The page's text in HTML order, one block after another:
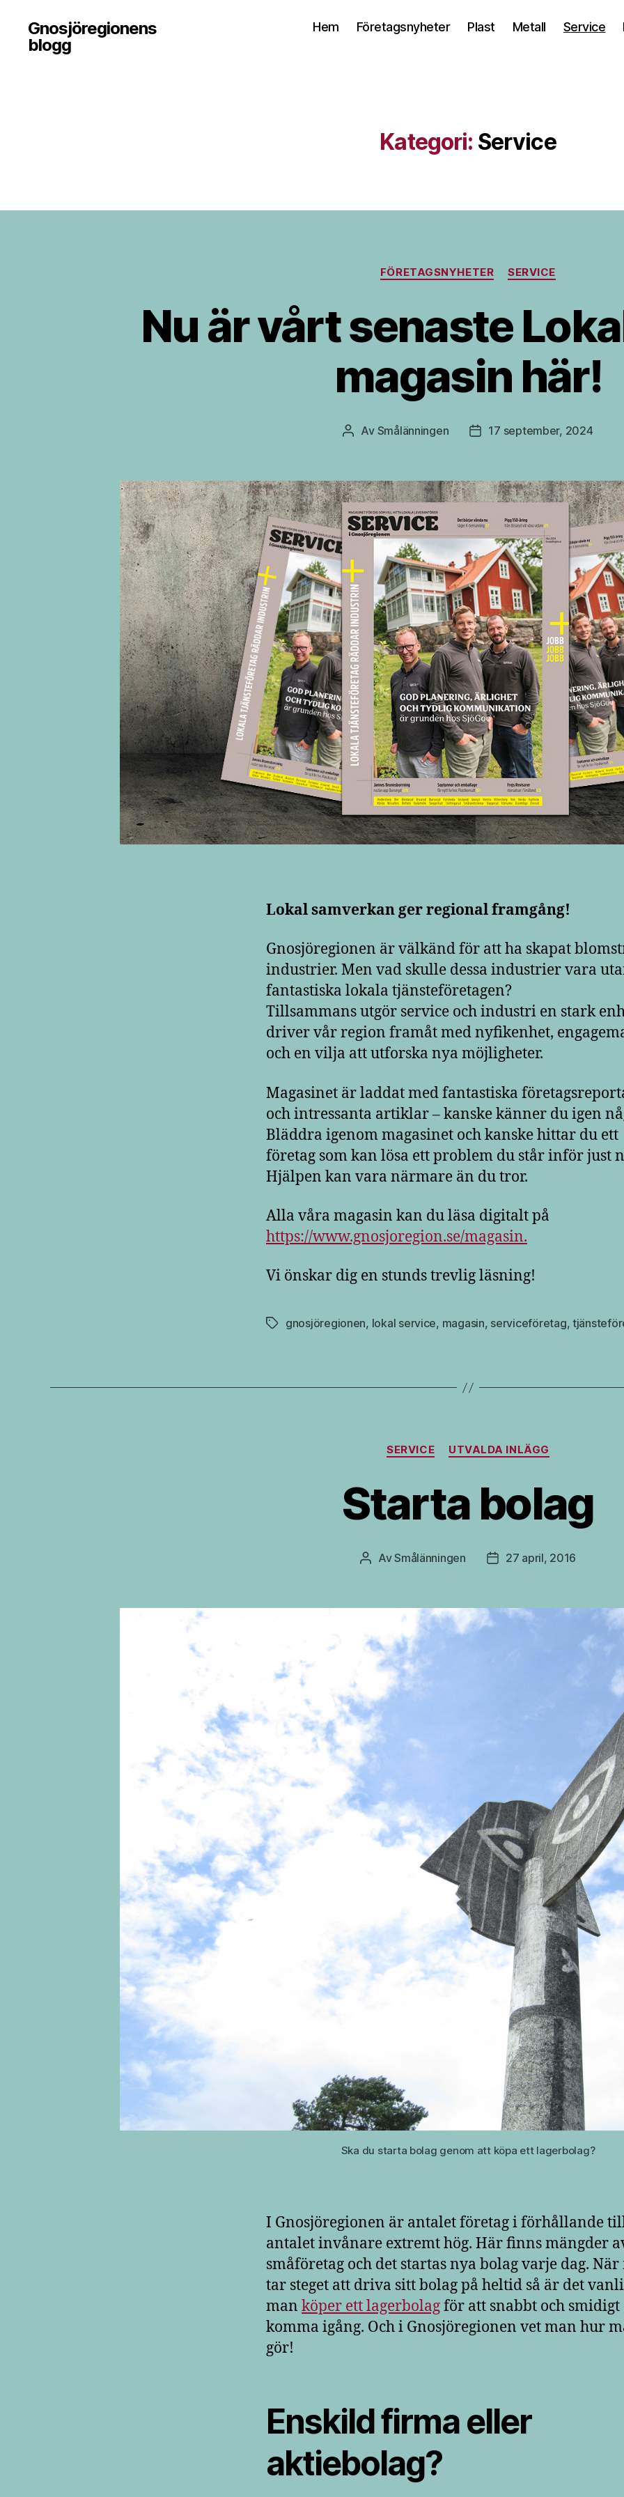
Gnosjöregionens
blogg
Hem Företagsnyheter Plast Metall Service
Kategori: Service
Kategorier
FÖRETAGSNYHETER SERVICE
Nu är vårt senaste
magasin här!
Inläggsförfattare
Av Smålänningen Inläggsdatum
17 september, 2024
Lokal samverkan ger regional framgång!
Gnosjöregionen är välkänd för att ha skapat
industrier. Men vad skulle dessa industrier vara
fantastiska lokala tjänsteföretagen?
Tillsammans utgör service och industri en stark
driver vår region framåt med nyfikenhet,
och en vilja att utforska nya möjligheter.
Magasinet är laddat med fantastiska
och intressanta artiklar – kanske känner du igen
Bläddra igenom magasinet och kanske hittar du ett
företag som kan lösa ett problem du står inför just
Hjälpen kan vara närmare än du tror.
Alla våra magasin kan du läsa digitalt på
https://www.gnosjoregion.se/magasin.
Vi önskar dig en stunds trevlig läsning!
Etiketter
gnosjöregionen, lokal service, magasin, serviceföretag,
Kategorier
SERVICE UTVALDA INLÄGG
Starta bolag
Inläggsförfattare
AvSmålänningen Inläggsdatum
27 april, 2016
Ska du starta bolag genom att köpa ett lagerbolag?
I Gnosjöregionen är antalet företag i förhållande
antalet invånare extremt hög. Här finns mängder
småföretag och det startas nya bolag varje dag. När
tar steget att driva sitt bolag på heltid så är det
man köper ett lagerbolagför att snabbt och smidigt
komma igång. Och i Gnosjöregionen vet man hur
gör!
Enskild firma eller
aktiebolag?